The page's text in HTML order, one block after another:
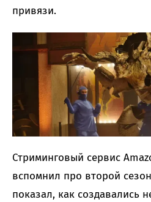
привязи.
Стриминговый сервис
вспомнил про второй
показал, как создавались